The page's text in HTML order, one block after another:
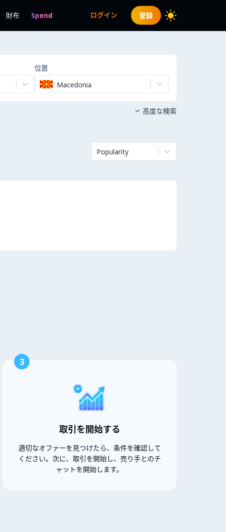
財布 Spend ログイン 登録
位置
Macedonia
 高度な検索
Popularity
3
取引を開始する
適切なオファーを見つけたら、条件を確認して
ください。次に、取引を開始し、売り手とのチ
ャットを開始します。